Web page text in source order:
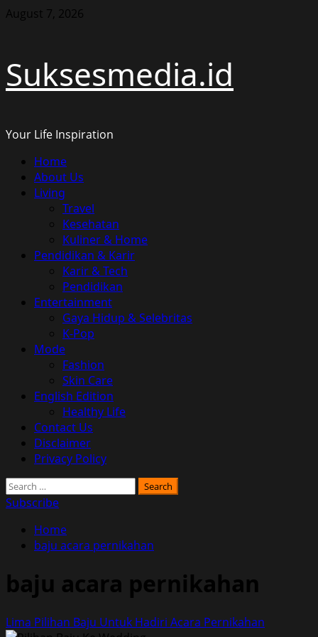
Skip
August 7, 2026
Suksesmedia.id
Your Life Inspiration
Primary
Menu
Home
About Us
Living
Travel
Kesehatan
Kuliner & Home
Pendidikan & Karir
Karir & Tech
Pendidikan
Entertainment
Gaya Hidup & Selebritas
K-Pop
Mode
Fashion
Skin Care
English Edition
Healthy Life
Contact Us
Disclaimer
Privacy Policy
Search
for:
Subscribe
Home
baju acara pernikahan
baju acara pernikahan
Lima Pilihan Baju Untuk Hadiri Acara Pernikahan